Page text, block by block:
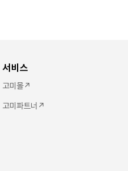
서비스
고미몰↗
고미파트너↗